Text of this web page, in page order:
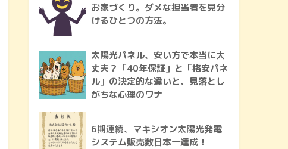
お家づくり。ダメな担当者を見分
けるひとつの方法。
太陽光パネル、安い方で本当に大
丈夫？「40年保証」と「格安パネ
ル」の決定的な違いと、見落とし
がちな心理のワナ
6期連続、マキシオン太陽光発電
システム販売数日本一達成！